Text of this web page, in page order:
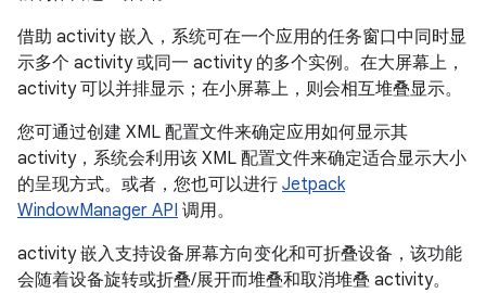
借助 activity 嵌入，系统可在一个应用的任务窗口中同时显
示多个 activity 或同一 activity 的多个实例。在大屏幕上，
activity 可以并排显示；在小屏幕上，则会相互堆叠显示。
您可通过创建 XML 配置文件来确定应用如何显示其
activity，系统会利用该 XML 配置文件来确定适合显示大小
的呈现方式。或者，您也可以进行 Jetpack
WindowManager API 调用。
activity 嵌入支持设备屏幕方向变化和可折叠设备，该功能
会随着设备旋转或折叠/展开而堆叠和取消堆叠 activity。